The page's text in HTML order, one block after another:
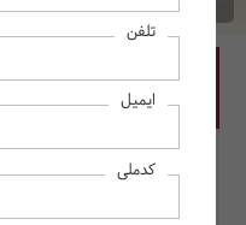
قیمت دوره: 24,500,000
در این
محل برگزاری: به
تلفن
ایمیل
کدملی